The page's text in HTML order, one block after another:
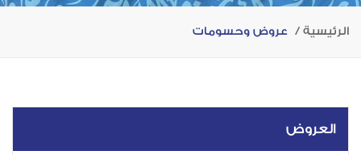
الرئيسية عروض وحسومات
العروض